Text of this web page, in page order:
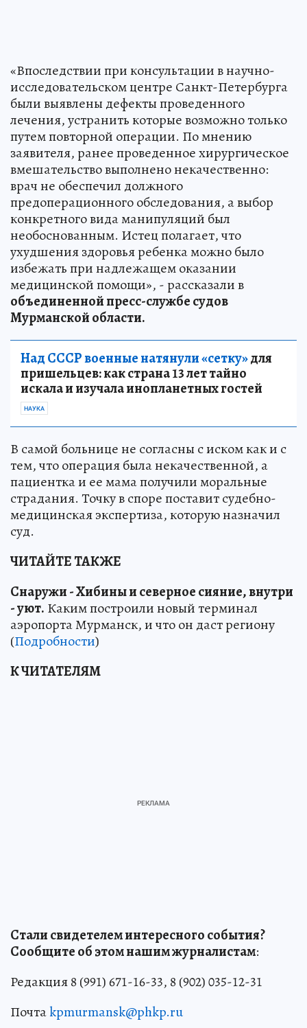
«Впоследствии при консультации в научно-
исследовательском центре Санкт-Петербурга
были выявлены дефекты проведенного
лечения, устранить которые возможно только
путем повторной операции. По мнению
заявителя, ранее проведенное хирургическое
вмешательство выполнено некачественно:
врач не обеспечил должного
предоперационного обследования, а выбор
конкретного вида манипуляций был
необоснованным. Истец полагает, что
ухудшения здоровья ребенка можно было
избежать при надлежащем оказании
медицинской помощи», - рассказали в
объединенной пресс-службе судов
Мурманской области.
Над СССР военные натянули «сетку»для
пришельцев: как страна 13 лет тайно
искала и изучала инопланетных гостей
НАУКА
В самой больнице не согласны с иском как и с
тем, что операция была некачественной, а
пациентка и ее мама получили моральные
страдания. Точку в споре поставит судебно-
медицинская экспертиза, которую назначил
суд.
ЧИТАЙТЕ ТАКЖЕ
Снаружи - Хибины и северное сияние, внутри
- уют. Каким построили новый терминал
аэропорта Мурманск, и что он даст региону
(Подробности)
К ЧИТАТЕЛЯМ
Стали свидетелем интересного события?
Сообщите об этом нашим журналистам:
Редакция 8 (991) 671-16-33, 8 (902) 035-12-31
Почтаkpmurmansk@phkp.ru